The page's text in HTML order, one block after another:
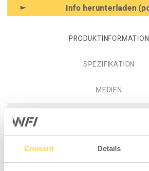
Consent Details
Info herunterladen
PRODUKTINFORMATION
SPEZIFIKATION
MEDIEN
Produktinformation -
Arbeitsstation